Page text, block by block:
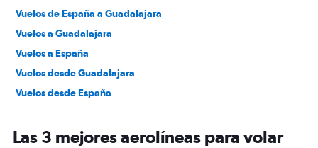
Vuelos de España a Guadalajara
Vuelos a Guadalajara
Vuelos a España
Vuelos desde Guadalajara
Vuelos desde España
Las 3 mejores aerolíneas para volar